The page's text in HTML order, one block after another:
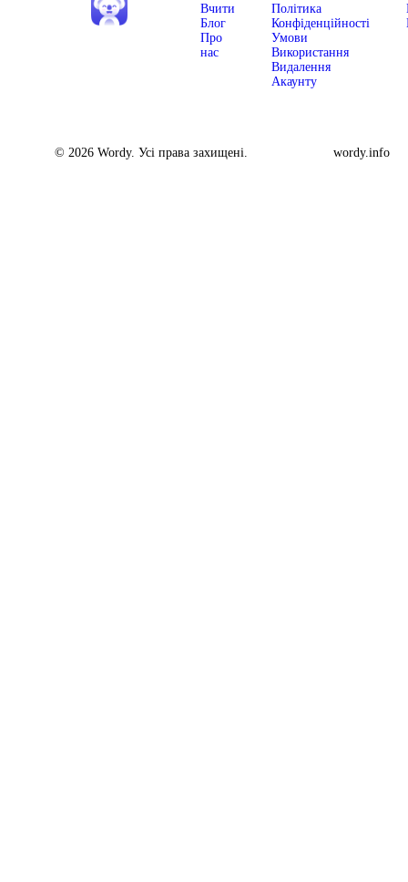
Вчити
Блог
Про
нас
Політика
Конфіденційності
Умови
Використання
Видалення
Акаунту
© 2026 Wordy. Усі права захищені. wordy.info